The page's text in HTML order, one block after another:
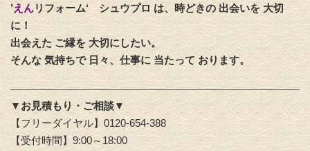
’えんリフォーム‘ シュウプロ は、時どきの 出会いを 大切
に！
出会えた ご縁を 大切にしたい。
そんな 気持ちで 日々、仕事に 当たって おります。
▼お見積もり・ご相談▼
【フリーダイヤル】0120-654-388
【受付時間】9:00～18:00